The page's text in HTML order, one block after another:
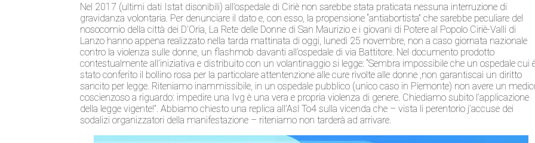
Nel 2017 (ultimi dati Istat disonibili) all’ospedale di Ciriè non sarebbe stata praticata nessuna interruzione di
gravidanza volontaria. Per denunciare il dato e, con esso, la propensione “antiabortista” che sarebbe peculiare del
nosocomio della città dei D’Oria, La Rete delle Donne di San Maurizio e i giovani di Potere al Popolo Ciriè-Valli di
Lanzo hanno appena realizzato nella tarda mattinata di oggi, lunedì 25 novembre, non a caso giornata nazionale
contro la violenza sulle donne, un flashmob davanti all’ospedale di via Battitore. Nel documento prodotto
contestualmente all’iniziativa e distribuito con un volantinaggio si legge: “Sembra impossibile che un ospedale cui
stato conferito il bollino rosa per la particolare attentenzione alle cure rivolte alle donne ,non garantiscai un diritto
sancito per legge. Riteniamo inammissibile, in un ospedale pubblico (unico caso in Piemonte) non avere un
coscienzoso a riguardo: impedire una Ivg è una vera e propria violenza di genere. Chiediamo subito l’applicazione
della legge vigente!”. Abbiamo chiesto una replica all’Asl To4 sulla vicenda che – vista li perentorio j’accuse dei
sodalizi organizzatori della manifestazione – riteniamo non tarderà ad arrivare.